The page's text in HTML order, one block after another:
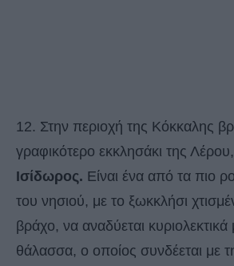
12. Στην περιοχή της Κόκκαλης
γραφικότερο εκκλησάκι της
Ισίδωρος. Είναι ένα από τα πιο
του νησιού, με το ξωκκλήσι
βράχο, να αναδύεται
θάλασσα, ο οποίος συνδέεται με